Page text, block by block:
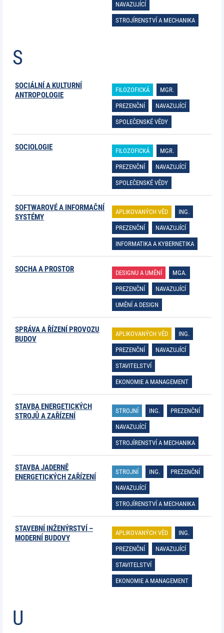
NAVAZUJÍCÍ
STROJÍRENSTVÍ A MECHANIKA
S
SOCIÁLNÍ A KULTURNÍ
ANTROPOLOGIE
FILOZOFICKÁ MGR.
PREZENČNÍ NAVAZUJÍCÍ
SPOLEČENSKÉ VĚDY
SOCIOLOGIE FILOZOFICKÁ MGR.
PREZENČNÍ NAVAZUJÍCÍ
SPOLEČENSKÉ VĚDY
SOFTWAROVÉ A INFORMAČNÍ
SYSTÉMY
APLIKOVANÝCH VĚD ING.
PREZENČNÍ NAVAZUJÍCÍ
INFORMATIKA A KYBERNETIKA
SOCHA A PROSTOR DESIGNU A UMĚNÍ MGA.
PREZENČNÍ NAVAZUJÍCÍ
UMĚNÍ A DESIGN
SPRÁVA A ŘÍZENÍ PROVOZU
BUDOV
APLIKOVANÝCH VĚD ING.
PREZENČNÍ NAVAZUJÍCÍ
STAVITELSTVÍ
EKONOMIE A MANAGEMENT
STAVBA ENERGETICKÝCH
STROJŮ A ZAŘÍZENÍ
STROJNÍ ING. PREZENČNÍ
NAVAZUJÍCÍ
STROJÍRENSTVÍ A MECHANIKA
STAVBA JADERNĚ
ENERGETICKÝCH ZAŘÍZENÍ
STROJNÍ ING. PREZENČNÍ
NAVAZUJÍCÍ
STROJÍRENSTVÍ A MECHANIKA
STAVEBNÍ INŽENÝRSTVÍ –
MODERNÍ BUDOVY
APLIKOVANÝCH VĚD ING.
PREZENČNÍ NAVAZUJÍCÍ
STAVITELSTVÍ
EKONOMIE A MANAGEMENT
U